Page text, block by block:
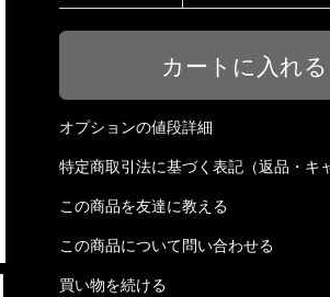
オプションの値段詳細
特定商取引法に基づく表記（返品・キ
この商品を友達に教える
この商品について問い合わせる
買い物を続ける